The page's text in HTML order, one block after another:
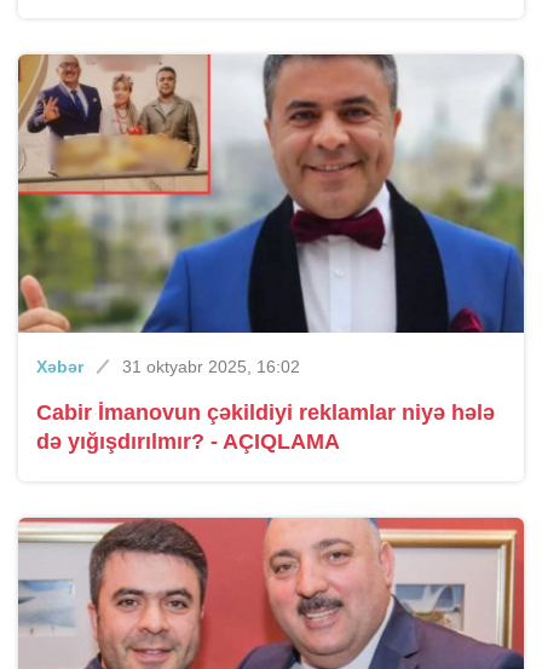
Xəbər 31 oktyabr 2025, 16:02
Cabir İmanovun çəkildiyi reklamlar niyə hələ
də yığışdırılmır? - AÇIQLAMA